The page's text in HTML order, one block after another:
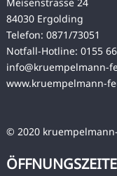
84030 Ergolding
Telefon: 0871/73051
Notfall-Hotline: 0155
info@kruempelmann-
www.kruempelmann-
© 2020